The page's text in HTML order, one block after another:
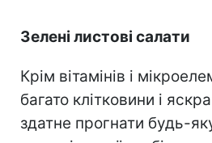
Зелені листові салати
Крім вітамінів і
багато клітковини і
здатне прогнати будь-